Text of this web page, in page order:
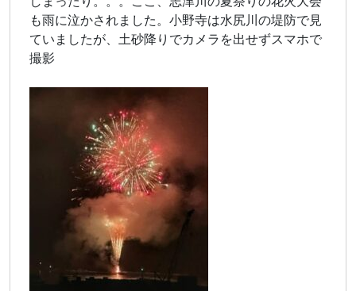
も雨に泣かされました。小野寺は水尻川の堤防で見
ていましたが、土砂降りでカメラを出せずスマホで
撮影